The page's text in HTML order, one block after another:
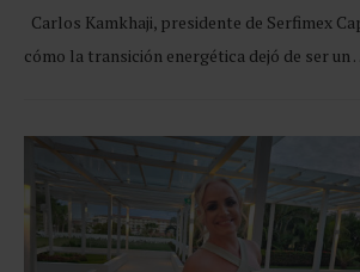
Carlos Kamkhaji, presidente de Serfimex
cómo la transición energética dejó de ser un